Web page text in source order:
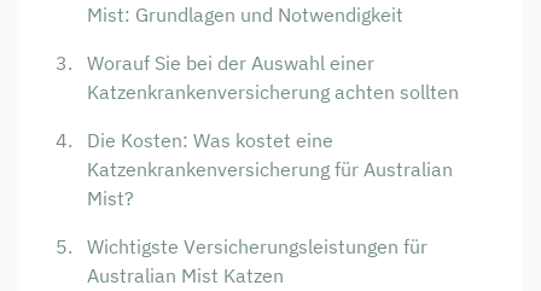
Mist: Grundlagen und Notwendigkeit
Worauf Sie bei der Auswahl einer
Katzenkrankenversicherung achten sollten
Die Kosten: Was kostet eine
Katzenkrankenversicherung für Australian
Mist?
Wichtigste Versicherungsleistungen für
Australian Mist Katzen